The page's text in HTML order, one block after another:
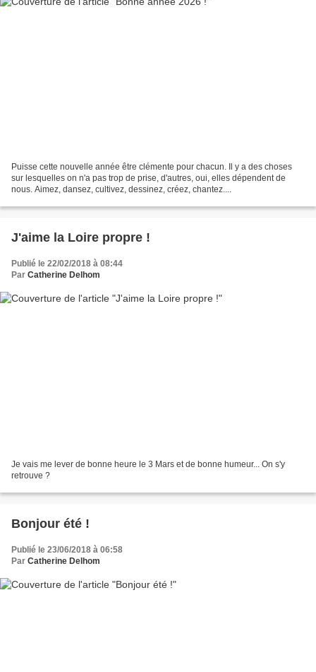
Puisse cette nouvelle année être clémente pour chacun. Il y a des choses
sur lesquelles on n'a pas trop de prise, d'autres, oui, elles dépendent de
nous. Aimez, dansez, cultivez, dessinez, créez, chantez....
J'aime la Loire propre !
Publié le 22/02/2018 à 08:44
Par Catherine Delhom
Je vais me lever de bonne heure le 3 Mars et de bonne humeur... On s'y
retrouve ?
Bonjour été !
Publié le 23/06/2018 à 06:58
Par Catherine Delhom